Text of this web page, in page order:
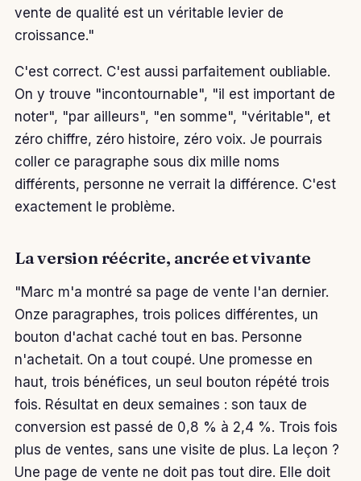
vente de qualité est un véritable levier de
croissance."
C'est correct. C'est aussi parfaitement oubliable.
On y trouve "incontournable", "il est important de
noter", "par ailleurs", "en somme", "véritable", et
zéro chiffre, zéro histoire, zéro voix. Je pourrais
coller ce paragraphe sous dix mille noms
différents, personne ne verrait la différence. C'est
exactement le problème.
La version réécrite, ancrée et vivante
"Marc m'a montré sa page de vente l'an dernier.
Onze paragraphes, trois polices différentes, un
bouton d'achat caché tout en bas. Personne
n'achetait. On a tout coupé. Une promesse en
haut, trois bénéfices, un seul bouton répété trois
fois. Résultat en deux semaines : son taux de
conversion est passé de 0,8 % à 2,4 %. Trois fois
plus de ventes, sans une visite de plus. La leçon ?
Une page de vente ne doit pas tout dire. Elle doit